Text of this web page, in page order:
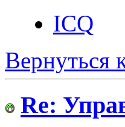
ICQ
Вернуться
Re: